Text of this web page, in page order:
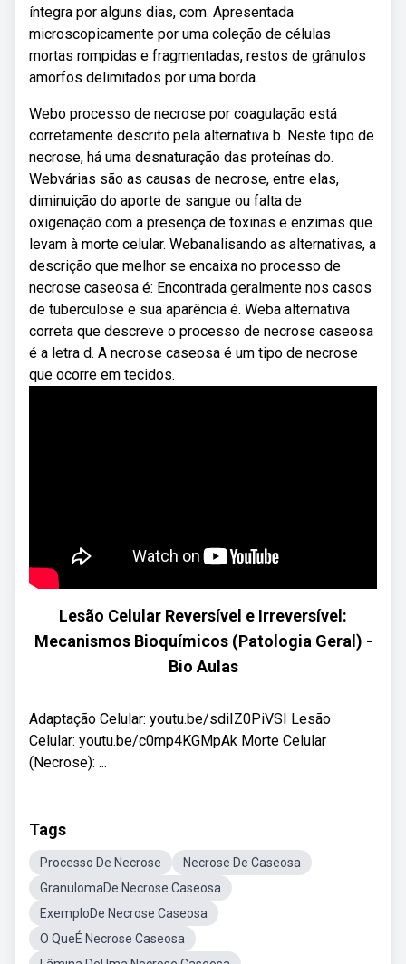
íntegra por alguns dias, com. Apresentada
microscopicamente por uma coleção de células
mortas rompidas e fragmentadas, restos de grânulos
amorfos delimitados por uma borda.
Webo processo de necrose por coagulação está
corretamente descrito pela alternativa b. Neste tipo de
necrose, há uma desnaturação das proteínas do.
Webvárias são as causas de necrose, entre elas,
diminuição do aporte de sangue ou falta de
oxigenação com a presença de toxinas e enzimas que
levam à morte celular. Webanalisando as alternativas, a
descrição que melhor se encaixa no processo de
necrose caseosa é: Encontrada geralmente nos casos
de tuberculose e sua aparência é. Weba alternativa
correta que descreve o processo de necrose caseosa
é a letra d. A necrose caseosa é um tipo de necrose
que ocorre em tecidos.
Lesão Celular Reversível e Irreversível:
Mecanismos Bioquímicos (Patologia Geral) -
Bio Aulas
Adaptação Celular: youtu.be/sdiIZ0PiVSI Lesão
Celular: youtu.be/c0mp4KGMpAk Morte Celular
(Necrose): ...
Tags
Processo De Necrose
Necrose De Caseosa
GranulomaDe Necrose Caseosa
ExemploDe Necrose Caseosa
O QueÉ Necrose Caseosa